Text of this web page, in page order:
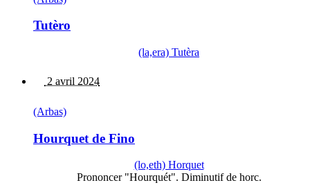
Tutèro
(la,era) Tutèra
2 avril 2024
(Arbas)
Hourquet de Fino
(lo,eth) Horquet
Prononcer "Hourquét". Diminutif de horc.